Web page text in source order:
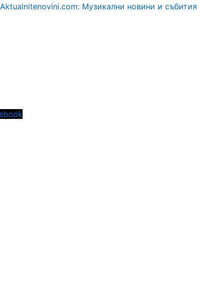
Aktualnitenovini.com: Музикални новини и събития
Menu